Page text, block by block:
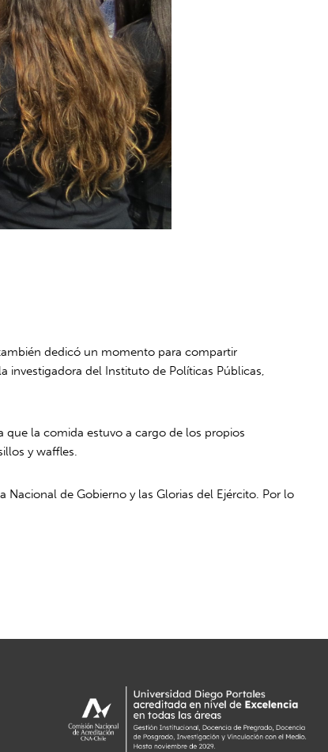
dedicó un momento para compartir
investigadora del Instituto de Políticas Públicas,
la comida estuvo a cargo de los propios
y waffles.
de Gobierno y las Glorias del Ejército. Por lo